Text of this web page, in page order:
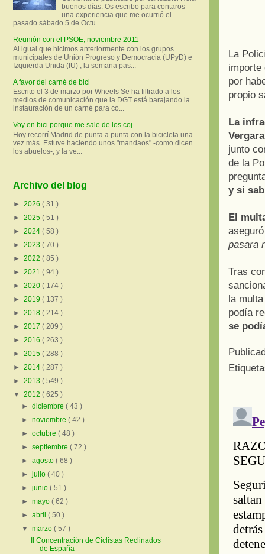
La
importe
por
propio
La
junto
de la
y si
El
pasara
Tras
la
podía
se
buenos días. Os escribo para contaros
una experiencia que me ocurrió el
pasado sábado 5 de Octu...
Reunión con el PSOE, noviembre 2011
Al igual que hicimos anteriormente con los grupos
municipales de Unión Progreso y Democracia (UPyD) e
Izquierda Unida (IU) , la semana pas...
A favor del carné de bici
Escrito el 3 de marzo por Wheels Se ha filtrado a los
medios de comunicación que la DGT está barajando la
instauración de un carné para co...
Voy en bici porque me sale de los coj...
Hoy recorrí Madrid de punta a punta con la bicicleta una
vez más. Estuve haciendo unos "mandaos" -como dicen
los abuelos-, y la ve...
Archivo del blog
► 2026 ( 31 )
► 2025 ( 51 )
► 2024 ( 58 )
► 2023 ( 70 )
► 2022 ( 85 )
► 2021 ( 94 )
► 2020 ( 174 )
► 2019 ( 137 )
► 2018 ( 214 )
► 2017 ( 209 )
► 2016 ( 263 )
► 2015 ( 288 )
► 2014 ( 287 )
► 2013 ( 549 )
▼ 2012 ( 625 )
►diciembre( 43 )
►noviembre( 42 )
►octubre( 48 )
►septiembre( 72 )
►agosto( 68 )
►julio( 40 )
►junio( 51 )
►mayo( 62 )
►abril( 50 )
▼marzo( 57 )
II Concentración de Ciclistas Reclinados
de España